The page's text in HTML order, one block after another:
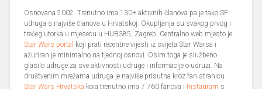
Osnovana 2002. Trenutno ima 130+ aktivnih članova pa je tako SF
udruga s najviše članova u Hrvatskoj. Okupljanja su svakog prvog i
trećeg utorka u mjesecu u HUB385, Zagreb. Centralno web mjesto je
Star Wars portal koji prati recentne vijesti iz svijeta Star Warsa i
ažuriran je minimalno na tjednoj osnovi. Osim toga je službeno
glasilo udruge za sve aktivnosti udruge i informacije o udruzi. Na
društvenim mrežama udruga je najviše prisutna kroz fan stranicu
Star Wars Hrvatska koja trenutno ima 7 760 fanova i Instagram s